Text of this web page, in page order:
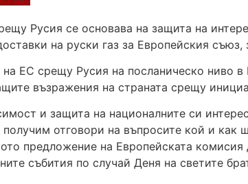
Русия се основава на защита на
на руски газ за Европейския
ЕС срещу Русия на посланическо ниво
възражения на страната срещу
и защита на националните си
отговори на въпросите кой и
предложение на Европейската комисия
събития по случай Деня на светите